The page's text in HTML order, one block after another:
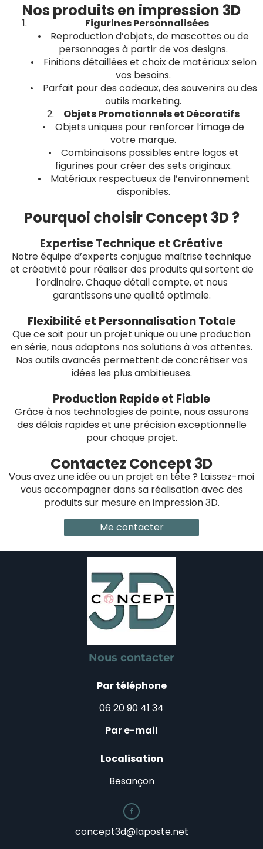
Nos produits en impression 3D
Figurines Personnalisées
• Reproduction d’objets, de mascottes ou de
personnages à partir de vos designs.
• Finitions détaillées et choix de matériaux selon
vos besoins.
• Parfait pour des cadeaux, des souvenirs ou des
outils marketing.
2. Objets Promotionnels et Décoratifs
• Objets uniques pour renforcer l’image de
votre marque.
• Combinaisons possibles entre logos et
figurines pour créer des sets originaux.
• Matériaux respectueux de l’environnement
disponibles.
Pourquoi choisir Concept 3D ?
Expertise Technique et Créative
Notre équipe d’experts conjugue maîtrise technique
et créativité pour réaliser des produits qui sortent de
l’ordinaire. Chaque détail compte, et nous
garantissons une qualité optimale.
Flexibilité et Personnalisation Totale
Que ce soit pour un projet unique ou une production
en série, nous adaptons nos solutions à vos attentes.
Nos outils avancés permettent de concrétiser vos
idées les plus ambitieuses.
Production Rapide et Fiable
Grâce à nos technologies de pointe, nous assurons
des délais rapides et une précision exceptionnelle
pour chaque projet.
Contactez Concept 3D
Vous avez une idée ou un projet en tête ? Laissez-moi
vous accompagner dans sa réalisation avec des
produits sur mesure en impression 3D.
Me contacter
Nous contacter
Par téléphone
06 20 90 41 34
Par e-mail
Localisation
Besançon

concept3d@laposte.net